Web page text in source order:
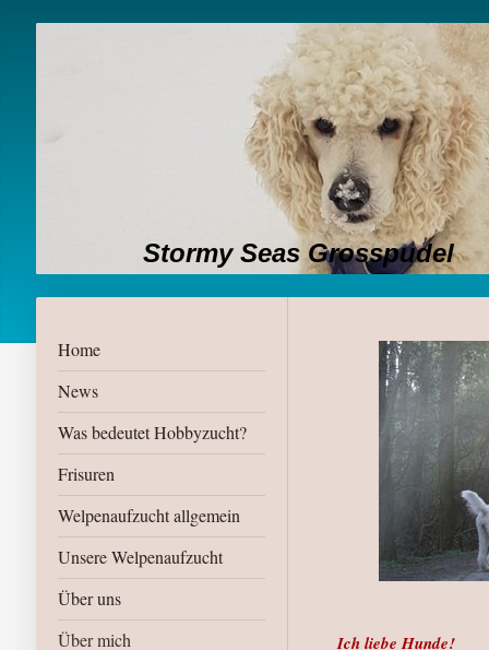
Stormy Seas Grosspudel
Home
News
Was bedeutet Hobbyzucht?
Frisuren
Welpenaufzucht allgemein
Unsere Welpenaufzucht
Über uns
Über mich
Ich liebe Hunde!